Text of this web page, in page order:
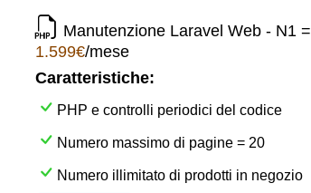
Manutenzione Laravel Web - N1 =
1.599€/mese
Caratteristiche:
PHP e controlli periodici del codice
Numero massimo di pagine = 20
Numero illimitato di prodotti in negozio